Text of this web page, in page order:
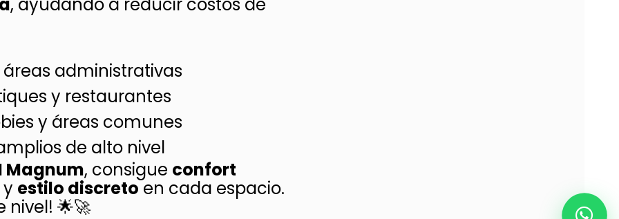
áreas administrativas
y restaurantes
y áreas comunes
de alto nivel
Magnum, consigue confort
y estilo discretoen cada espacio.
nivel! 🌟🚀